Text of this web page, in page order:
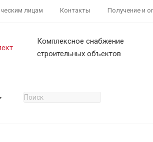
лицам Контакты Получение и
Комплексное снабжение
строительных объектов